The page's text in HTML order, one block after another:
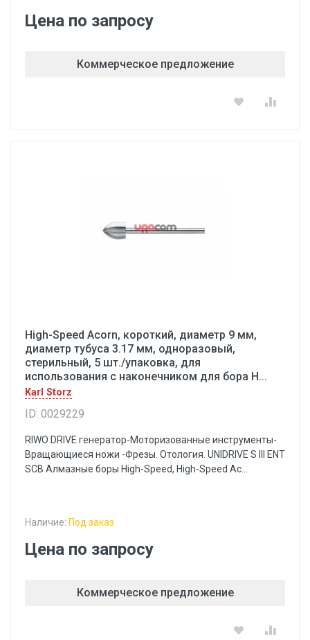
Цена по запросу
Коммерческое предложение
High-Speed Acorn, короткий, диаметр 9 мм,
диаметр тубуса 3.17 мм, одноразовый,
стерильный, 5 шт./упаковка, для
использования с наконечником для бора H...
Karl Storz
ID: 0029229
RIWO DRIVE генератор-Моторизованные инструменты-
Вращающиеся ножи -Фрезы. Отология. UNIDRIVE S III ENT
SCB Алмазные боры High-Speed, High-Speed Ac...
Наличие: Под заказ
Цена по запросу
Коммерческое предложение